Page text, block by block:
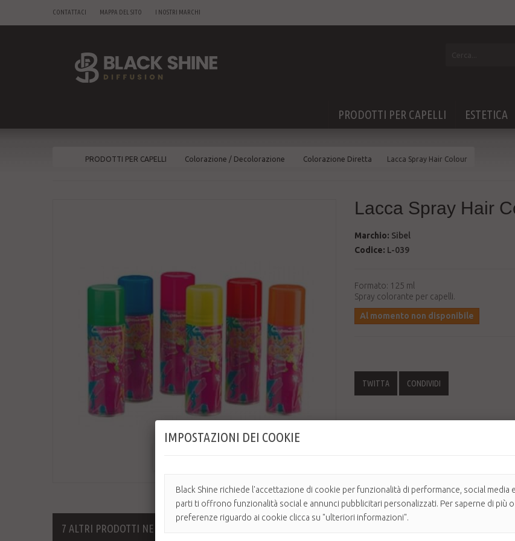
CONTATTACI MAPPA DEL SITO I NOSTRI MARCHI
ESTETICA
PRODOTTI PER CAPELLI
PRODOTTI PER CAPELLI Colorazione / Decolorazione Colorazione Diretta Lacca Spray Hair Colour
Lacca Spray Hair
Marchio: Sibel
Codice: L-039
Formato: 125 ml
Spray colorante per capelli.
Al momento non disponibile
TWITTA CONDIVIDI
7 ALTRI PRODOTTI NELLA STESSA CATEGORIA
IMPOSTAZIONI DEI COOKIE
Black Shine richiede l'accettazione di cookie per funzionalità di performance, social media
parti ti offrono funzionalità social e annunci pubblicitari personalizzati. Per saperne di più
preferenze riguardo ai cookie clicca su "ulteriori informazioni".